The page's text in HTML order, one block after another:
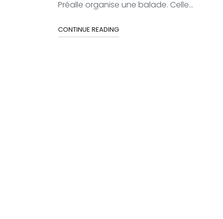
Préalle organise une balade. Celle...
CONTINUE READING